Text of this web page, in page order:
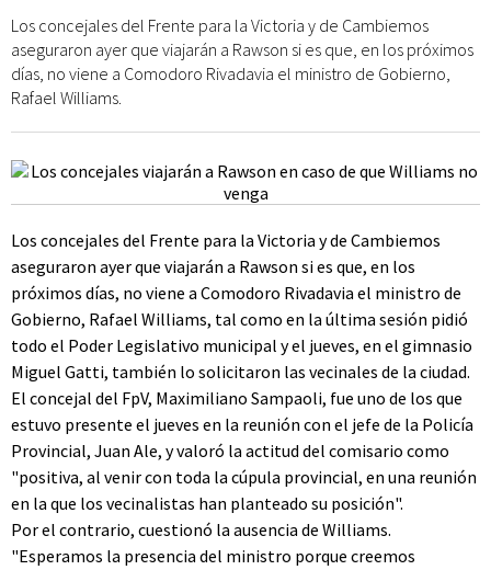
Los concejales del Frente para la Victoria y de Cambiemos
aseguraron ayer que viajarán a Rawson si es que, en los próximos
días, no viene a Comodoro Rivadavia el ministro de Gobierno,
Rafael Williams.
Los concejales del Frente para la Victoria y de Cambiemos
aseguraron ayer que viajarán a Rawson si es que, en los
próximos días, no viene a Comodoro Rivadavia el ministro de
Gobierno, Rafael Williams, tal como en la última sesión pidió
todo el Poder Legislativo municipal y el jueves, en el gimnasio
Miguel Gatti, también lo solicitaron las vecinales de la ciudad.
El concejal del FpV, Maximiliano Sampaoli, fue uno de los que
estuvo presente el jueves en la reunión con el jefe de la Policía
Provincial, Juan Ale, y valoró la actitud del comisario como
"positiva, al venir con toda la cúpula provincial, en una reunión
en la que los vecinalistas han planteado su posición".
Por el contrario, cuestionó la ausencia de Williams.
"Esperamos la presencia del ministro porque creemos